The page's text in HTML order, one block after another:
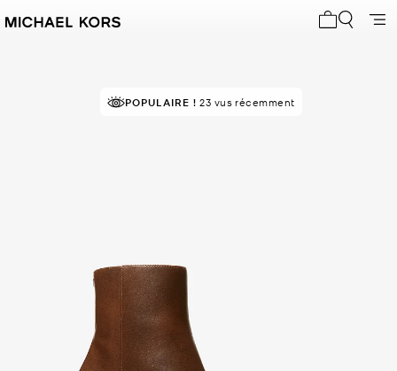
POPULAIRE ! 23 vus récemment